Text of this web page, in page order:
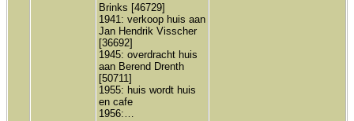
Brinks [46729]
1941: verkoop huis aan
Jan Hendrik Visscher
[36692]
1945: overdracht huis
aan Berend Drenth
[50711]
1955: huis wordt huis
en cafe
1956:…